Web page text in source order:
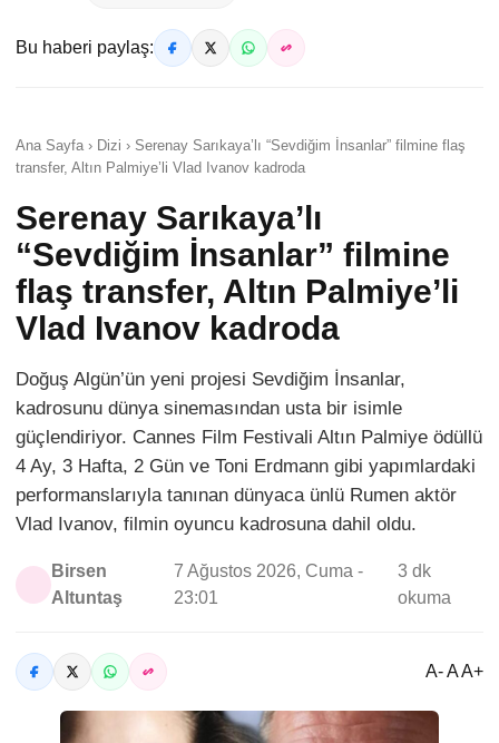
Bu haberi paylaş:
Ana Sayfa › Dizi › Serenay Sarıkaya’lı “Sevdiğim İnsanlar” filmine flaş
transfer, Altın Palmiye’li Vlad Ivanov kadroda
Serenay Sarıkaya’lı
“Sevdiğim İnsanlar” filmine
flaş transfer, Altın Palmiye’li
Vlad Ivanov kadroda
Doğuş Algün’ün yeni projesi Sevdiğim İnsanlar,
kadrosunu dünya sinemasından usta bir isimle
güçlendiriyor. Cannes Film Festivali Altın Palmiye ödüllü
4 Ay, 3 Hafta, 2 Gün ve Toni Erdmann gibi yapımlardaki
performanslarıyla tanınan dünyaca ünlü Rumen aktör
Vlad Ivanov, filmin oyuncu kadrosuna dahil oldu.
Birsen
Altuntaş
7 Ağustos 2026, Cuma -
23:01
3 dk
okuma
A- A A+